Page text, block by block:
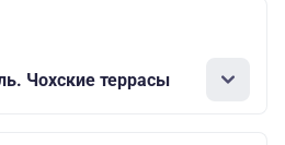
Чохские террасы